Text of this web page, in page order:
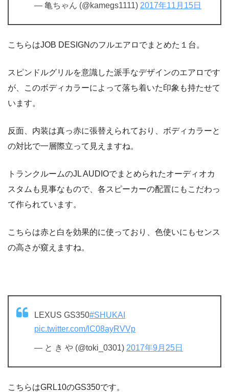
— 亀ちゃん (@kamegs1111) 2017年11月15日
こちらはJOB DESIGNのフルエアロでまとめた１台。
スピンドルグリルを意識した派手なデザインのエアロです
が、このボディカラーによって落ち着いた印象も持たせて
います。
反面、内装は真っ赤に張替えられており、ボディカラーと
の対比で一層際立って見えますね。
トランクルームのJL AUDIOでまとめられたオーディオカ
スタムも見事なもので、各スピーカーの配置にもこだわっ
て作られています。
こちらは赤と白を効果的に使っており、色使いにもセンス
の高さが窺えますね。
LEXUS GS350#SHUKAI
pic.twitter.com/lC08ayRVVp
— と き や (@toki_0301) 2017年9月25日
こちらはGRL10のGS350です。